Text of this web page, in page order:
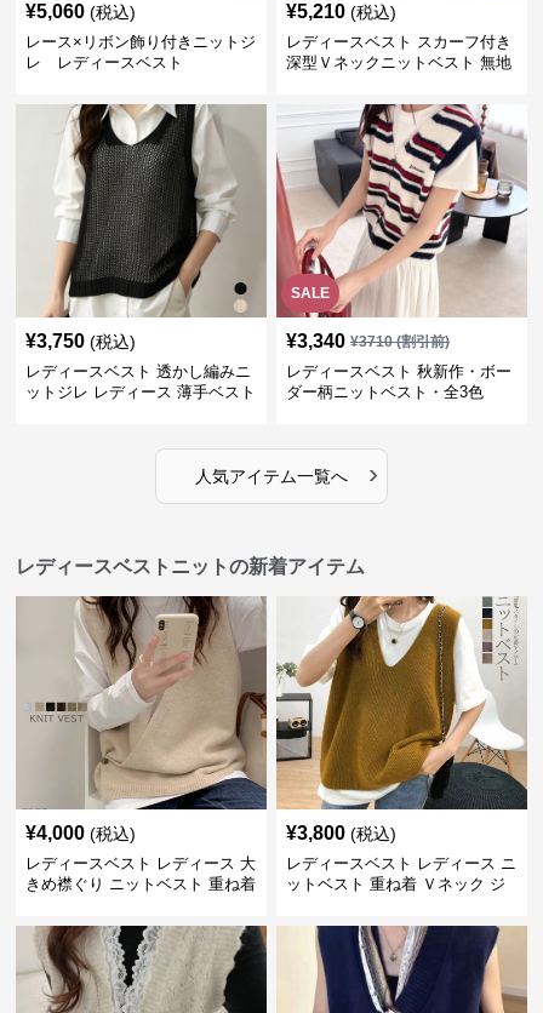
¥5,060 (税込)
レース×リボン飾り付きニットジ
レ レディースベスト
¥5,210 (税込)
レディースベスト スカーフ付き
深型Ｖネックニットベスト 無地
¥3,750 (税込)
レディースベスト 透かし編みニ
ットジレ レディース 薄手ベスト
SALE
¥3,340 ¥3710(割引前)
レディースベスト 秋新作・ボー
ダー柄ニットベスト・全3色
人気アイテム一覧へ ›
レディースベストニットの新着アイテム
¥4,000 (税込)
レディースベスト レディース 大
きめ襟ぐり ニットベスト 重ね着
¥3,800 (税込)
レディースベスト レディース ニ
ットベスト 重ね着 Ｖネック ジ